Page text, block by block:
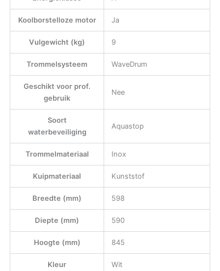
Koolborstelloze motor Ja
Vulgewicht (kg) 9
Trommelsysteem WaveDrum
Geschikt voor prof.
gebruik
Nee
Soort
waterbeveiliging
Aquastop
Trommelmateriaal Inox
Kuipmateriaal Kunststof
Breedte (mm) 598
Diepte (mm) 590
Hoogte (mm) 845
Kleur Wit